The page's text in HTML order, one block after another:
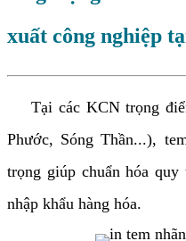
xuất công nghiệp
Tại các KCN trọng
Phước, Sóng Thần...),
trọng giúp chuẩn hóa
nhập khẩu hàng hóa.